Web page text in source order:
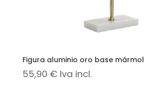
Figura aluminio oro base mármol
55,90 € Iva incl.